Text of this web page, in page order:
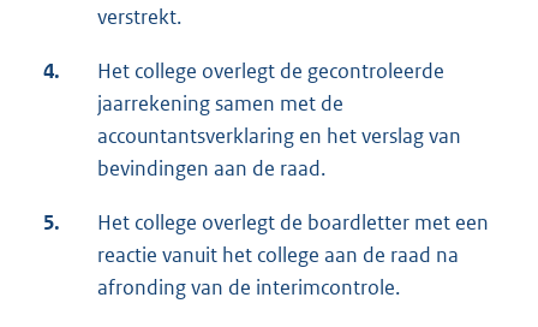
verstrekt.
4.
Het college overlegt de gecontroleerde
jaarrekening samen met de
accountantsverklaring en het verslag van
bevindingen aan de raad.
5.
Het college overlegt de boardletter met een
reactie vanuit het college aan de raad na
afronding van de interimcontrole.